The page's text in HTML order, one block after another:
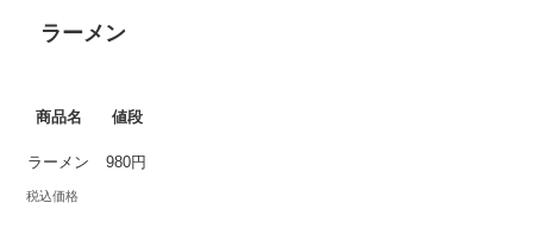
ラーメン
商品名 値段
ラーメン 980円
税込価格